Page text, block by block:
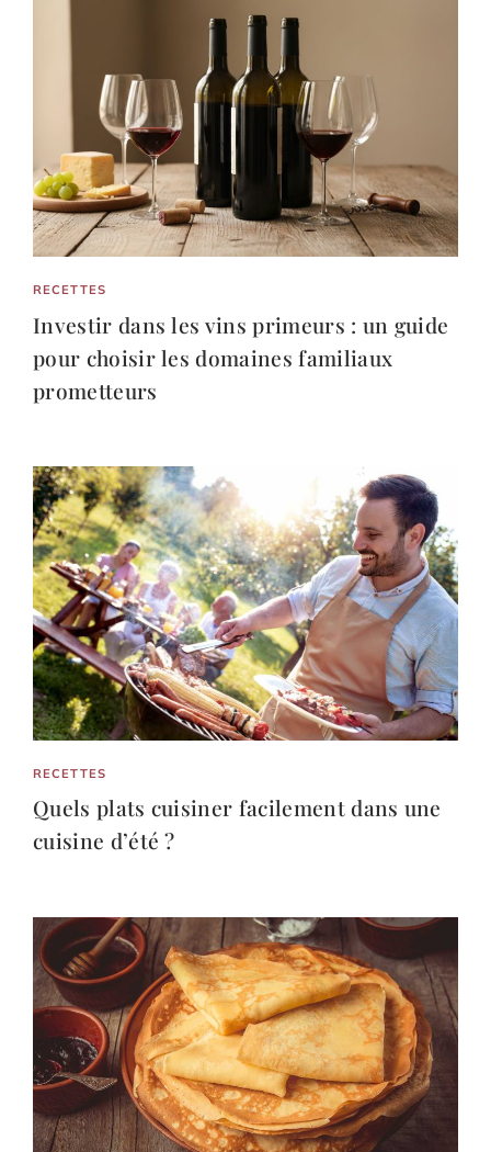
RECETTES
Investir dans les vins primeurs : un guide
pour choisir les domaines familiaux
prometteurs
RECETTES
Quels plats cuisiner facilement dans une
cuisine d’été ?